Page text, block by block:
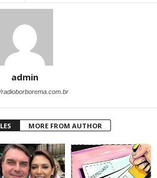
admin
MORE FROM AUTHOR